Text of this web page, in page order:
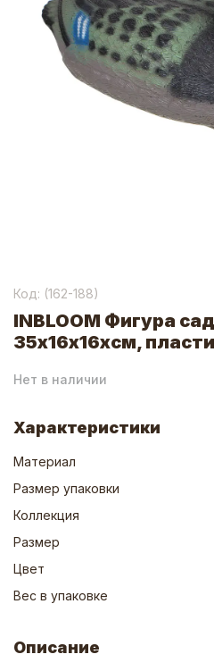
Код: (162-188)
INBLOOM Фигура
35х16х16хсм,
Нет в наличии
Характеристики
Материал
Размер упаковки
Коллекция
Размер
Цвет
Вес в упаковке
Описание